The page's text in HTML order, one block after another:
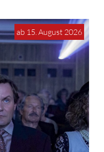
ab 15. August 2026